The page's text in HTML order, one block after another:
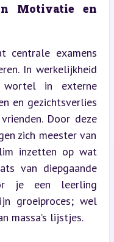
Motivatie en
centrale examens
In werkelijkheid
in externe
en gezichtsverlies
Door deze
zich meester van
inzetten op wat
van diepgaande
je een leerling
groeiproces; wel
massa’s lijstjes.